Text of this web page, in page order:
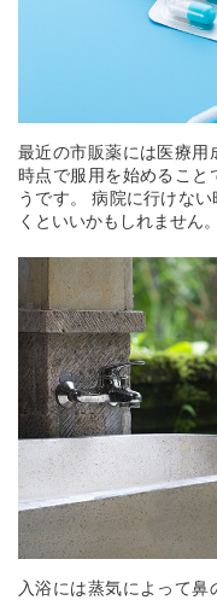
最近の市販薬には医療用
時点で服用を始めること
うです。 病院に行けな
くといいかもしれません
入浴には蒸気によって鼻